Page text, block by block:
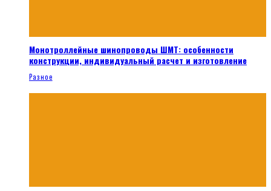
Монотроллейные шинопроводы ШМТ: особенности
конструкции, индивидуальный расчет и изготовление
Разное